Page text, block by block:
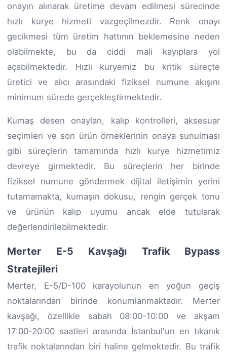
onayın alınarak üretime devam edilmesi sürecinde
hızlı kurye hizmeti vazgeçilmezdir. Renk onayı
gecikmesi tüm üretim hattının beklemesine neden
olabilmekte, bu da ciddi mali kayıplara yol
açabilmektedir. Hızlı kuryemiz bu kritik süreçte
üretici ve alıcı arasındaki fiziksel numune akışını
minimum sürede gerçekleştirmektedir.
Kumaş desen onayları, kalıp kontrolleri, aksesuar
seçimleri ve son ürün örneklerinin onaya sunulması
gibi süreçlerin tamamında hızlı kurye hizmetimiz
devreye girmektedir. Bu süreçlerin her birinde
fiziksel numune göndermek dijital iletişimin yerini
tutamamakta, kumaşın dokusu, rengin gerçek tonu
ve ürünün kalıp uyumu ancak elde tutularak
değerlendirilebilmektedir.
Merter E-5 Kavşağı Trafik Bypass
Stratejileri
Merter, E-5/D-100 karayolunun en yoğun geçiş
noktalarından birinde konumlanmaktadır. Merter
kavşağı, özellikle sabah 08:00-10:00 ve akşam
17:00-20:00 saatleri arasında İstanbul'un en tıkanık
trafik noktalarından biri haline gelmektedir. Bu trafik